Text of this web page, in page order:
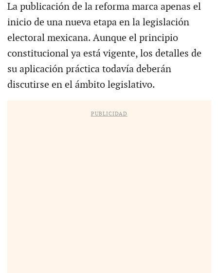
La publicación de la reforma marca apenas el
inicio de una nueva etapa en la legislación
electoral mexicana. Aunque el principio
constitucional ya está vigente, los detalles de
su aplicación práctica todavía deberán
discutirse en el ámbito legislativo.
PUBLICIDAD